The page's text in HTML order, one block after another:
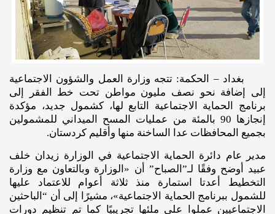
بغداد – الحكمة: تتجه وزارة العمل والشؤون الاجتماعية
إلى إضافة نحو نصف مليون مواطن تحت خط الفقر إلى
برنامج الحماية الاجتماعية التابع لها، كشمول جديد، مؤكدة
إنجازها 90 بالمئة من عمليات المسح الميداني للمشمولين
بجميع المحافظات عدا الساخنة منها وأقليم كردستان.
مدير عام دائرة الحماية الاجتماعية في الوزارة زيدان خلف
عبيد أوضح وفقًا لـ”الصباح” أن «الوزارة وبالتعاون مع وزارة
التخطيط أعدتا استمارة منذ ثلاثة أعوام للاعتماد عليها
للشمول ببرنامج الحماية الاجتماعية»، مشيرًا إلى أن “الباحثين
الاجتماعيين عملوا على ملئها تجريبيًا كما تم تنظيم دورات